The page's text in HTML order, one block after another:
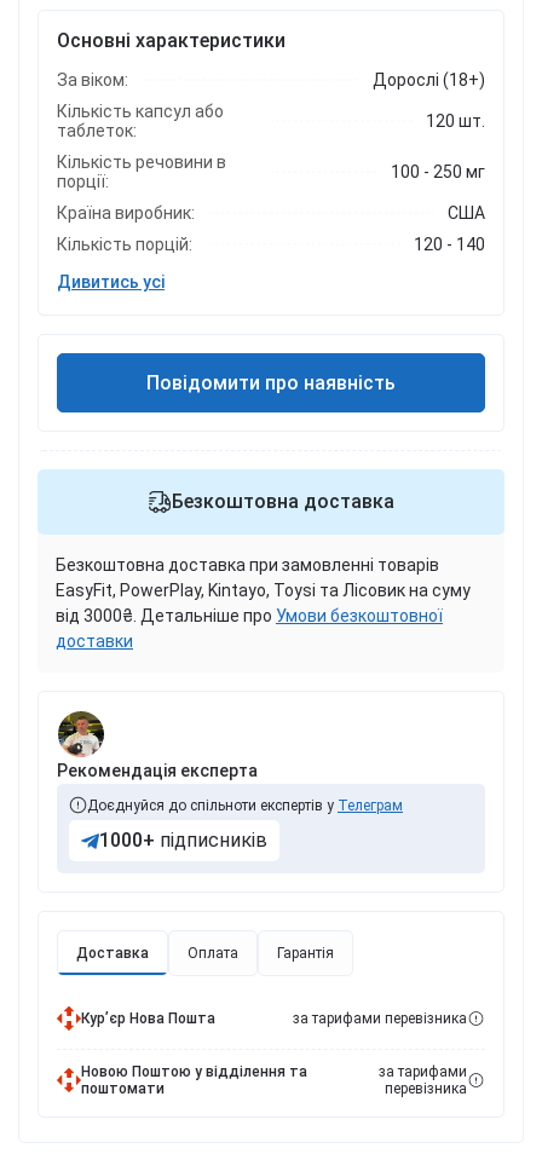
Основні характеристики
За віком:
Дорослі (18+)
Кількість капсул або
таблеток:
120 шт.
Кількість речовини в
порції:
100 - 250 мг
Країна виробник:
США
Кількість порцій:
120 - 140
Дивитись усі
Доставка Оплата Гарантія
Курʼєр Нова Пошта за тарифами перевізника
Новою Поштою у відділення та
поштомати
за тарифами
перевізника
Повідомити про наявність
Безкоштовна доставка
Безкоштовна доставка при замовленні товарів
EasyFit, PowerPlay, Kintayo, Toysi та Лісовик на суму
від 3000₴. Детальніше про Умови безкоштовної
доставки
Рекомендація експерта
Доєднуйся до спільноти експертів у Телеграм
1000+ підписників